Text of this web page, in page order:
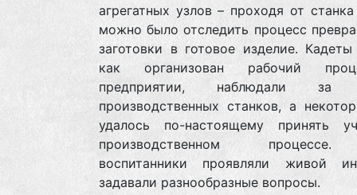
агрегатных узлов – проходя от
можно было отследить процесс
заготовки в готовое изделие.
как организован рабочий
предприятии, наблюдали за
производственных станков, а
удалось по-настоящему принять
производственном
воспитанники проявляли живой
задавали разнообразные вопросы.